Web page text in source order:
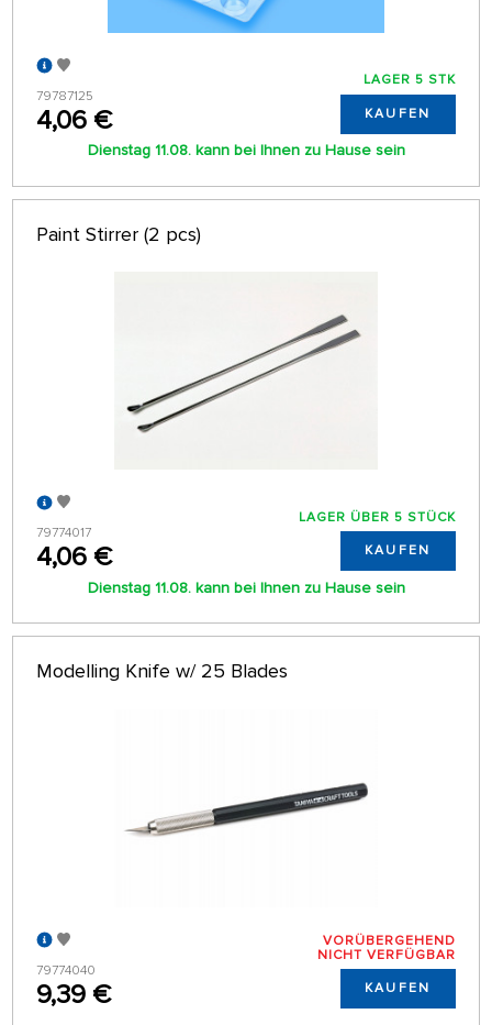
79787125
4,06 €
LAGER 5 STK
KAUFEN
Dienstag 11.08. kann bei Ihnen zu Hause sein
Paint Stirrer (2 pcs)
79774017
4,06 €
LAGER ÜBER 5 STÜCK
KAUFEN
Dienstag 11.08. kann bei Ihnen zu Hause sein
Modelling Knife w/ 25 Blades
79774040
9,39 €
VORÜBERGEHEND
NICHT VERFÜGBAR
KAUFEN